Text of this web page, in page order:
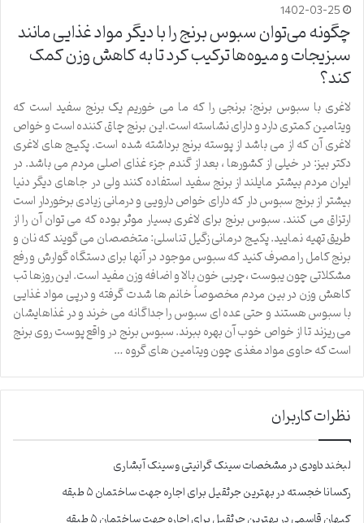
1402-03-25
چگونه می‌توان سبوس برنج را با دیگر مواد غذایی مانند
سبزیجات و میوه‌ها ترکیب کرد تا به کاهش وزن کمک
کند؟
لاغری با سبوس برنج: برنجی را که ما می خوریم یک برنج سفید است که
ویتامین کمتری دارد و دارای نشاسته است.این برنج چاق کننده است و خواص
لاغری آن که از می باشد از پوسته برنج برداشته شده است. پکیج های لاغری
دکتر بیز: در خیلی از کشورها ، بعد از گندم جزء غذای اصلی مردم می باشد. در
ایران مردم بیشتر مایلند از برنج سفید استفاده کنند ولی در جاهای دیگر دنیا
بیشتر از برنج سبوس دار که دارای خواص دارویی و درمانی زیادی برخوردار است
ارتزاق می کنند. سبوس برنج برای لاغری بسیار موثر بوده که می توان آن را از
طریق تهیه نمایید. پکیج درمانی زگیل تناسلی: متخصصان می گویند که نان و
برنج کامل را مصرف کنید که سبوس موجود در آنها برای دستگاه گوارش و رفع
مشکلاتی چون یبوست ،چربی خون بالا و اضافه وزن مفید است. این روزها تب
کاهش وزن در بین مردم مخصوصاً خانم ها شدت گرفته و درپی مواد غذایی
با سبوس هستند و حتی عده ای سبوس را جداگانه می خرند و در غذاهایشان
می ریزند تا از خواص خوب آن بهره ببرند. سبوس برنج در واقع پوست روی برنج
است که حاوی مواد مغذی چون ویتامین های گروه …
نظرات کاربران
لبخند داودیدرمشخصات سینک گرانیتی و سینک آبشاری
رکسانا خجستهدربهترین جرثقیل برای اجاره جهت ساختمان ۵ طبقه